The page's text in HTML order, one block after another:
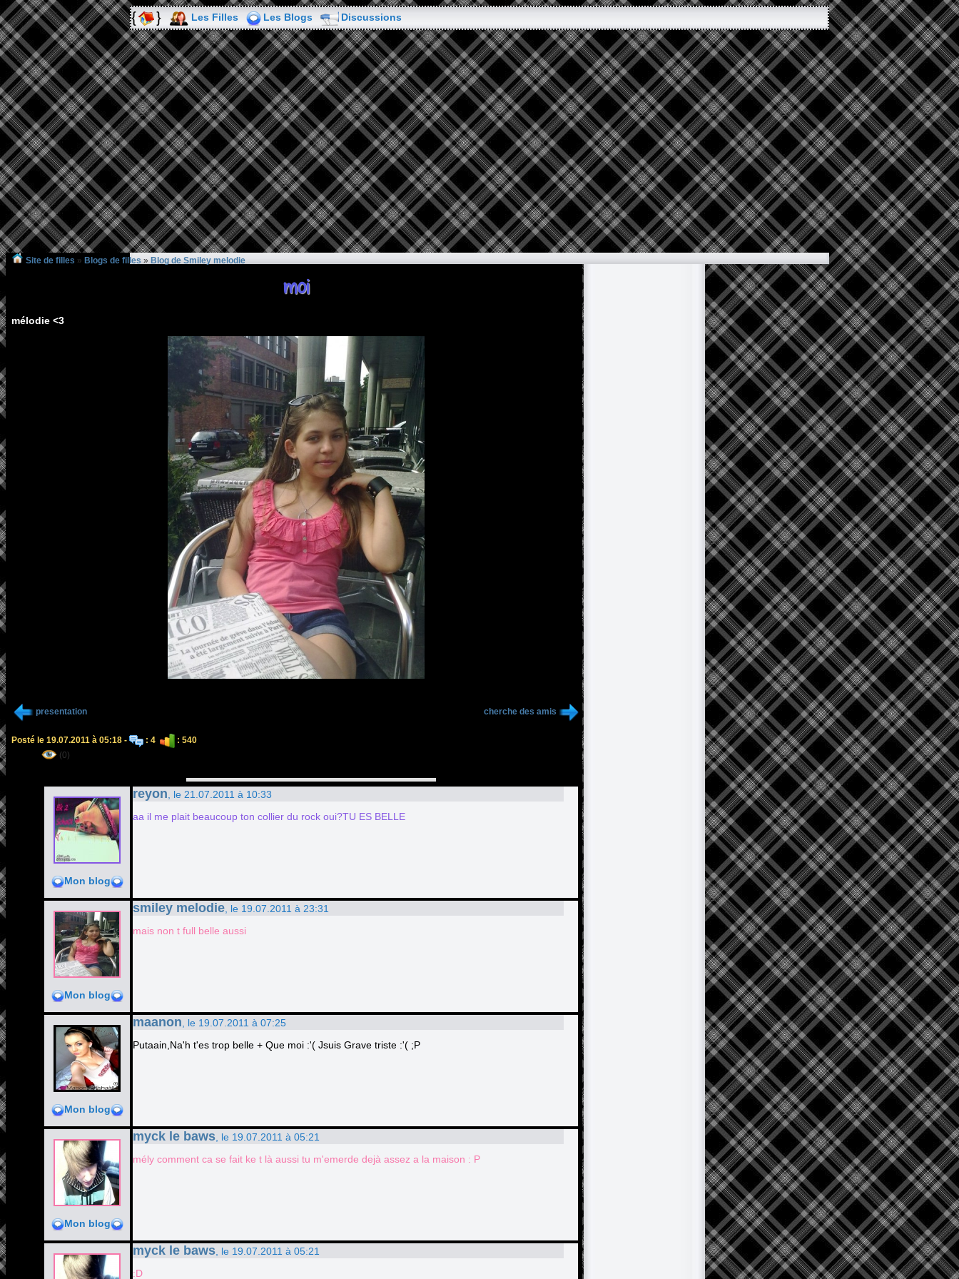
Les Filles Les Blogs Discussions
Site de filles » Blogs de filles » Blog de Smiley melodie
moi
mélodie <3
presentation cherche des amis
Posté le 19.07.2011 à 05:18 - : 4
: 540
(0)
Mon blog
reyon , le 21.07.2011 à 10:33
aa il me plait beaucoup ton collier du rock oui?TU ES BELLE
Mon blog
smiley melodie , le 19.07.2011 à 23:31
mais non t full belle aussi
Mon blog
maanon , le 19.07.2011 à 07:25
Putaain,Na'h t'es trop belle + Que moi :'( Jsuis Grave triste :'( ;P
Mon blog
myck le baws , le 19.07.2011 à 05:21
mély comment ca se fait ke t là aussi tu m'emerde dejà assez a la maison : P
myck le baws , le 19.07.2011 à 05:21
:D